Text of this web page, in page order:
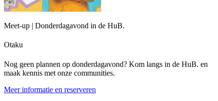
Meet-up | Donderdagavond in de HuB.
Otaku
Nog geen plannen op donderdagavond? Kom langs in de HuB. en
maak kennis met onze communities.
Meer informatie en reserveren